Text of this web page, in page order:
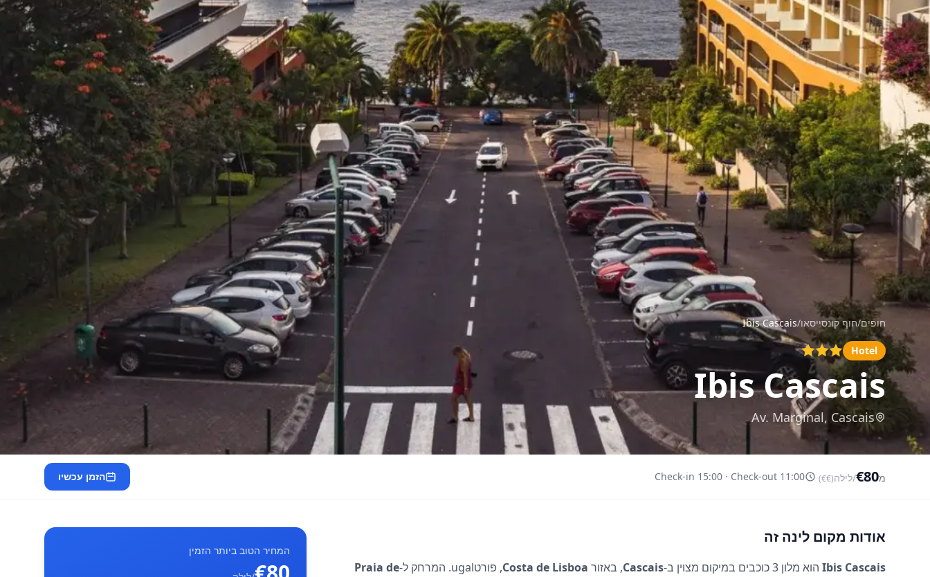
חופים/חוף קונסייסאו/
Ibis Cascais
Hotel
Ibis Cascais
Av. Marginal, Cascais
מ€80/לילה(€€)
Check-in 15:00 · Check-out 11:00 הזמן עכשיו
אודות מקום לינה זה
Ibis Cascais הוא מלון 3 כוכבים במיקום מצוין ב- Cascais, באזור Costa de Lisboa, פורטugal. המרחק ל-
Praia de
המחיר הטוב ביותר הזמין